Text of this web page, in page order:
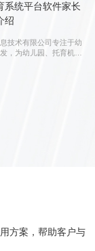
系统平台软件家长
绍
技术有限公司专注于幼
，为幼儿园、托育机
育系统、智慧托育信息
务中心信息化系统、幼
方案，帮助客户与